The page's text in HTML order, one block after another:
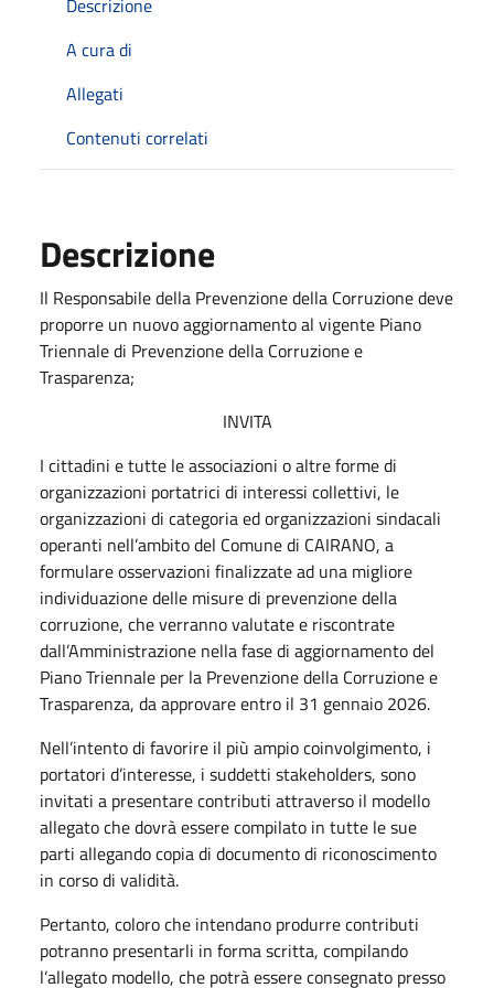
A cura di
Allegati
Contenuti correlati
Descrizione
Il Responsabile della Prevenzione della Corruzione deve
proporre un nuovo aggiornamento al vigente Piano
Triennale di Prevenzione della Corruzione e
Trasparenza;
INVITA
I cittadini e tutte le associazioni o altre forme di
organizzazioni portatrici di interessi collettivi, le
organizzazioni di categoria ed organizzazioni sindacali
operanti nell’ambito del Comune di CAIRANO, a
formulare osservazioni finalizzate ad una migliore
individuazione delle misure di prevenzione della
corruzione, che verranno valutate e riscontrate
dall’Amministrazione nella fase di aggiornamento del
Piano Triennale per la Prevenzione della Corruzione e
Trasparenza, da approvare entro il 31 gennaio 2026.
Nell’intento di favorire il più ampio coinvolgimento, i
portatori d’interesse, i suddetti stakeholders, sono
invitati a presentare contributi attraverso il modello
allegato che dovrà essere compilato in tutte le sue
parti allegando copia di documento di riconoscimento
in corso di validità.
Pertanto, coloro che intendano produrre contributi
potranno presentarli in forma scritta, compilando
l’allegato modello, che potrà essere consegnato presso